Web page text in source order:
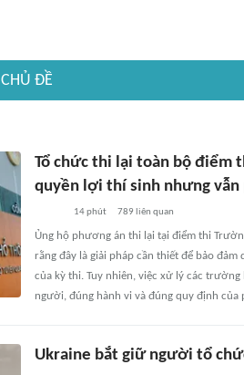
CHỦ ĐỀ
Tổ chức thi lại toàn bộ điểm
quyền lợi thí sinh nhưng
14 phút 789 liên quan
Ủng hộ phương án thi lại tại điểm thi
rằng đây là giải pháp cần thiết để bảo
của kỳ thi. Tuy nhiên, việc xử lý các
người, đúng hành vi và đúng quy định của
Ukraine bắt giữ người tổ